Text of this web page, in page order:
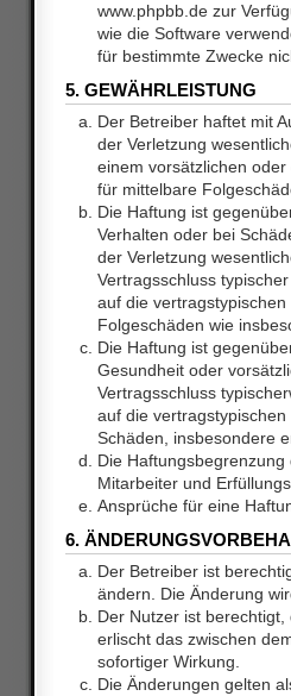
www.phpbb.de zur
wie die Software
für bestimmte Zwecke
5. GEWÄHRLEISTUNG
Der Betreiber haftet mit
der Verletzung
einem vorsätzlichen
für mittelbare
Die Haftung ist
Verhalten oder bei
der Verletzung
Vertragsschluss
auf die
Folgeschäden wie
Die Haftung ist
Gesundheit oder
Vertragsschluss
auf die
Schäden, insbesondere
Die
Mitarbeiter und
Ansprüche für eine
6.
Der Betreiber ist
ändern. Die Änderung
Der Nutzer ist
erlischt das zwischen
sofortiger Wirkung.
Die Änderungen gelten